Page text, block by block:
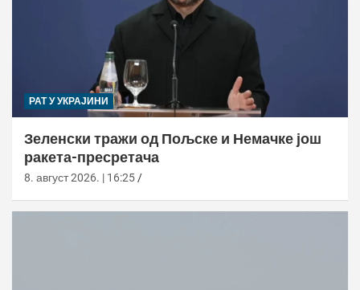
РАТ У УКРАЈИНИ
Зеленски тражи од Пољске и Немачке још
ракета-пресретача
8. август 2026. | 16:25